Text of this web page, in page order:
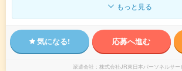
もっと見る
気になる! 応募へ進む
派遣会社 株式会社JR東日本パーソネルサー